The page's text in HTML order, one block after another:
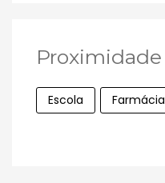
Proximidade
Escola Farmácia